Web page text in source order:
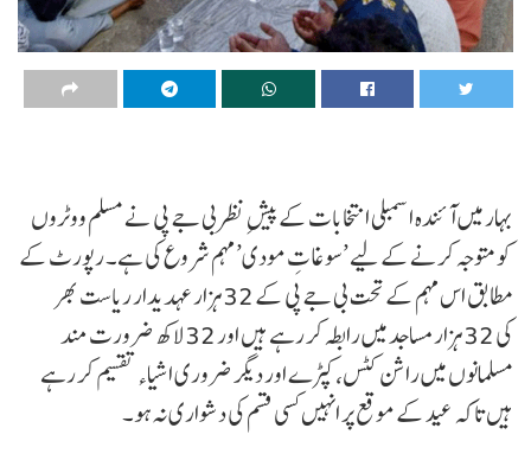
بہار میں آئندہ اسمبلی انتخابات کے پیشِ نظر بی جے پی نے مسلم ووٹروں
کو متوجہ کرنے کے لیے ’سوغاتِ مودی’ مہم شروع کی ہے۔ رپورٹ کے
مطابق اس مہم کے تحت بی جے پی کے 32 ہزار عہدیدار ریاست بھر
کی 32 ہزار مساجد میں رابطہ کر رہے ہیں اور 32 لاکھ ضرورت مند
مسلمانوں میں راشن کٹس، کپڑے اور دیگر ضروری اشیاء تقسیم کر رہے
ہیں تاکہ عید کے موقع پر انہیں کسی قسم کی دشواری نہ ہو۔